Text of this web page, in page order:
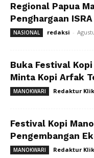
Regional Papua
Penghargaan
NASIONAL redaksi -
Buka Festival
Minta Kopi Arfak
MANOKWARI Redaktur
Festival Kopi
Pengembangan
MANOKWARI Redaktur